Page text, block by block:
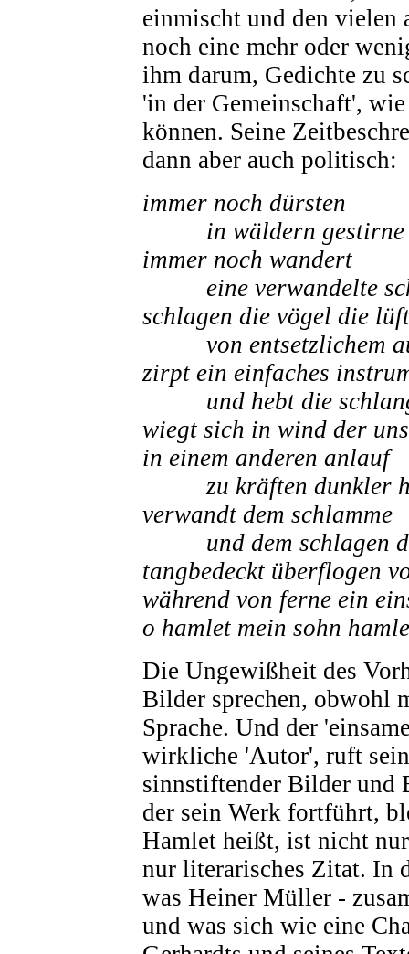
einmischt und den vielen
noch eine mehr oder
ihm darum, Gedichte zu
'in der Gemeinschaft',
können. Seine
dann aber auch politisch:
immer noch dürsten
in wäldern gestirne
immer noch wandert
eine verwandelte
schlagen die vögel die
von entsetzlichem
zirpt ein einfaches
und hebt die
wiegt sich in wind der
in einem anderen anlauf
zu kräften dunkler
verwandt dem schlamme
und dem schlagen
tangbedeckt überflogen
während von ferne ein
o hamlet mein sohn
Die Ungewißheit des
Bilder sprechen, obwohl
Sprache. Und der
wirkliche 'Autor', ruft
sinnstiftender Bilder und
der sein Werk fortführt,
Hamlet heißt, ist nicht
nur literarisches Zitat. In
was Heiner Müller -
und was sich wie eine